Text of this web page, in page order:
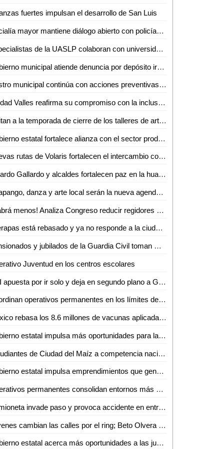
fuertes impulsan el desarrollo de San Luis
Oficialía mayor mantiene diálogo abierto con policías jubilados y pensionados
Especialistas de la UASLP colaboran con universidades de Estados Unidos en investigación sobre chikungunya
Gobierno municipal atiende denuncia por depósito irregular de basura en Villas del Real de Santiago
Rastro municipal continúa con acciones preventivas y de concientización contra el gusano barrenador del ganado
Ciudad Valles reafirma su compromiso con la inclusión y el respeto a la diversidad
Invitan a la temporada de cierre de los talleres de artes escénicas, danza y teatro en el CeartSLP
Gobierno estatal fortalece alianza con el sector productivo para impulsar crecimiento económico
Nuevas rutas de Volaris fortalecen el intercambio comercial y turístico de San Luis Potosí
Ricardo Gallardo y alcaldes fortalecen paz en la huasteca
Huapango, danza y arte local serán la nueva agenda cultural en Ciudad Valles
¡Habrá menos! Analiza Congreso reducir regidores y síndicos; reforma entraría en vigor hasta 2030
Interapas está rebasado y ya no responde a la ciudadanía: Luis Fernando Gámez
Pensionados y jubilados de la Guardia Civil toman Oficialía Mayor por incumplimiento de aumento salarial
Juventud en los centros escolares
PRI apuesta por ir solo y deja en segundo plano a Galindo
Coordinan operativos permanentes en los límites de San Luis Potosí y Zacatecas
México rebasa los 8.6 millones de vacunas aplicadas en poco más de un mes
Gobierno estatal impulsa más oportunidades para la reinserción social de mujeres
Estudiantes de Ciudad del Maíz a competencia nacional
Gobierno estatal impulsa emprendimientos que generan más empleo
Operativos permanentes consolidan entornos más seguros en todo el estado
Camioneta invade paso y provoca accidente en entronque carretero
Jóvenes cambian las calles por el ring; Beto Olvera forma nueva generación de atletas en Valles
Gobierno estatal acerca más oportunidades a las juventudes de la región media